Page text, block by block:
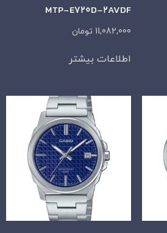
MTP-E720D-2AVDF
11,082,000 تومان
اطلاعات بیشتر